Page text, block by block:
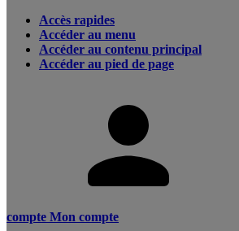
Accès rapides
Accéder au menu
Accéder au contenu principal
Accéder au pied de page
compte Mon compte